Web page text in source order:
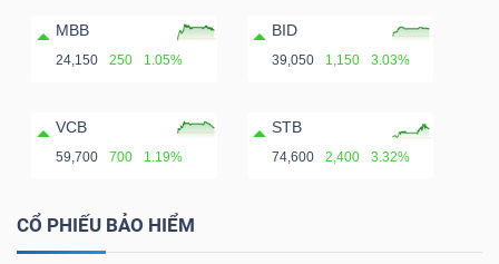
MBB
24,150 250 1.05%
BID
39,050 1,150 3.03%
VCB
59,700 700 1.19%
STB
74,600 2,400 3.32%
CỔ PHIẾU BẢO HIỂM